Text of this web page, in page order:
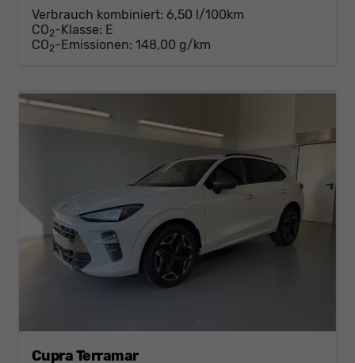
Verbrauch kombiniert: 6,50 l/100km
CO2-Klasse: E
CO2-Emissionen: 148,00 g/km
Cupra Terramar